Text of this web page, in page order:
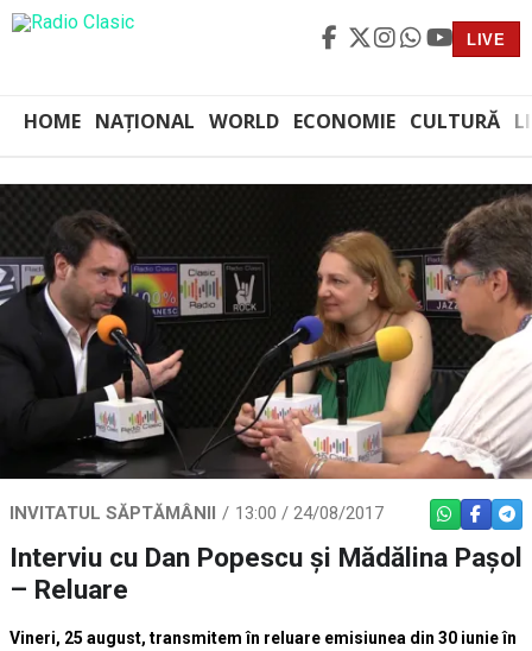
LIVE
HOME NAȚIONAL WORLD ECONOMIE CULTURĂ
INVITATUL SĂPTĂMÂNII 13:00 / 24/08/2017 WHATSAPP
Interviu cu Dan Popescu și Mădălina Pașol
– Reluare
Vineri, 25 august, transmitem în reluare emisiunea din 30 iunie în